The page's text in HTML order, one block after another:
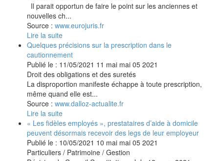
Il parait opportun de faire le point sur les anciennes et
nouvelles ch...
Source : www.eurojuris.fr
Lire la suite
Quelques précisions sur la prescription dans le
cautionnement
Publié le : 11/05/2021 11 mai mai 05 2021
Droit des obligations et des suretés
La disproportion manifeste échappe à toute prescription,
même quand elle est...
Source : www.dalloz-actualite.fr
Lire la suite
« Les fidèles employés », prestataires d’aide à domicile
peuvent désormais recevoir des legs de leur employeur
Publié le : 10/05/2021 10 mai mai 05 2021
Particuliers / Patrimoine / Gestion